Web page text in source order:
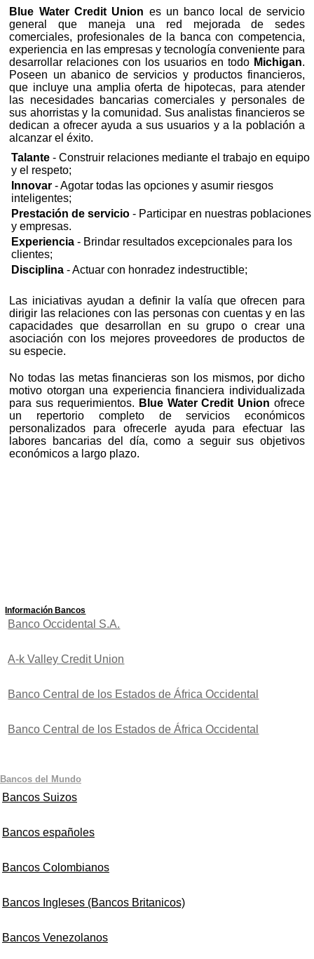
Blue Water Credit Union es un banco local de servicio
general que maneja una red mejorada de sedes
comerciales, profesionales de la banca con competencia,
experiencia en las empresas y tecnología conveniente para
desarrollar relaciones con los usuarios en todo Michigan.
Poseen un abanico de servicios y productos financieros,
que incluye una amplia oferta de hipotecas, para atender
las necesidades bancarias comerciales y personales de
sus ahorristas y la comunidad. Sus analistas financieros se
dedican a ofrecer ayuda a sus usuarios y a la población a
alcanzar el éxito.
Talante - Construir relaciones mediante el trabajo en equipo
y el respeto;
Innovar - Agotar todas las opciones y asumir riesgos
inteligentes;
Prestación de servicio - Participar en nuestras poblaciones
y empresas.
Experiencia - Brindar resultados excepcionales para los
clientes;
Disciplina - Actuar con honradez indestructible;
Las iniciativas ayudan a definir la valía que ofrecen para
dirigir las relaciones con las personas con cuentas y en las
capacidades que desarrollan en su grupo o crear una
asociación con los mejores proveedores de productos de
su especie.
No todas las metas financieras son los mismos, por dicho
motivo otorgan una experiencia financiera individualizada
para sus requerimientos. Blue Water Credit Union ofrece
un repertorio completo de servicios económicos
personalizados para ofrecerle ayuda para efectuar las
labores bancarias del día, como a seguir sus objetivos
económicos a largo plazo.
Información Bancos
Banco Occidental S.A.
A-k Valley Credit Union
Banco Central de los Estados de África Occidental
Banco Central de los Estados de África Occidental
Bancos del Mundo
Bancos Suizos
Bancos españoles
Bancos Colombianos
Bancos Ingleses (Bancos Britanicos)
Bancos Venezolanos